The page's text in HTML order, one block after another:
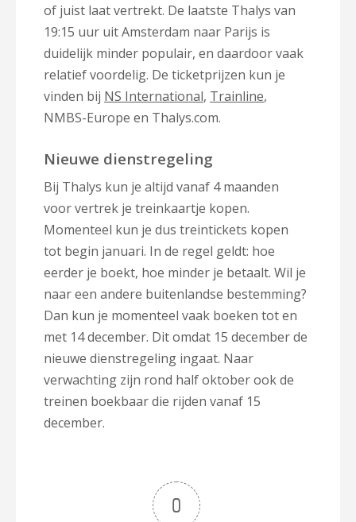
of juist laat vertrekt. De laatste Thalys van
19:15 uur uit Amsterdam naar Parijs is
duidelijk minder populair, en daardoor vaak
relatief voordelig. De ticketprijzen kun je
vinden bij NS International, Trainline,
NMBS-Europe en Thalys.com.
Nieuwe dienstregeling
Bij Thalys kun je altijd vanaf 4 maanden
voor vertrek je treinkaartje kopen.
Momenteel kun je dus treintickets kopen
tot begin januari. In de regel geldt: hoe
eerder je boekt, hoe minder je betaalt. Wil je
naar een andere buitenlandse bestemming?
Dan kun je momenteel vaak boeken tot en
met 14 december. Dit omdat 15 december de
nieuwe dienstregeling ingaat. Naar
verwachting zijn rond half oktober ook de
treinen boekbaar die rijden vanaf 15
december.
0